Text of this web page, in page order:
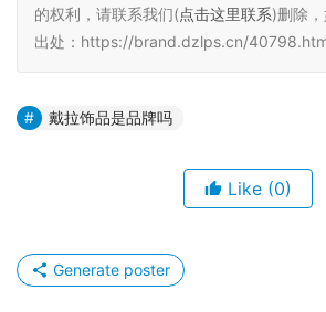
的权利，请联系我们(点击这里联系)删除
出处：https://brand.dzlps.cn/
戴拉饰品是品牌吗
Like (0)
Generate poster